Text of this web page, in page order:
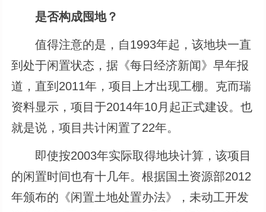
是否构成囤地？
值得注意的是，自1993年起，该地块一直
到处于闲置状态，据《每日经济新闻》早年报
道，直到2011年，项目上才出现工棚。克而瑞
资料显示，项目于2014年10月起正式建设。也
就是说，项目共计闲置了22年。
即使按2003年实际取得地块计算，该项目
的闲置时间也有十几年。根据国土资源部2012
年颁布的《闲置土地处置办法》，未动工开发